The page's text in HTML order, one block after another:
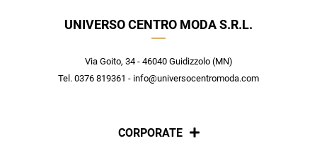
UNIVERSO CENTRO MODA S.R.L.
Via Goito, 34 - 46040 Guidizzolo (MN)
Tel. 0376 819361 - info@universocentromoda.com
CORPORATE
nuovi arrivi utilizzabile anche in negozio!
Crea il tuo stile grazie ai consigli dei nostri personal shopper e
scopri in anteprima le offerte in esclusiva a te riservate.
ISCRIVITI